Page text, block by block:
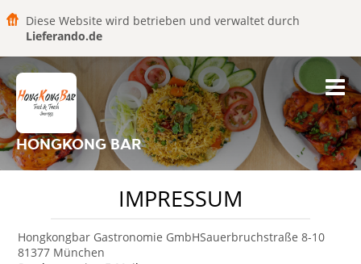
Diese Website wird betrieben und verwaltet durch
Lieferando.de
HONGKONG BAR
IMPRESSUM
Hongkongbar Gastronomie GmbHSauerbruchstraße 8-10
81377 München